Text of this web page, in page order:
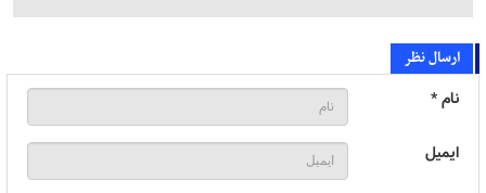
ارسال نظر
نام *
ایمیل